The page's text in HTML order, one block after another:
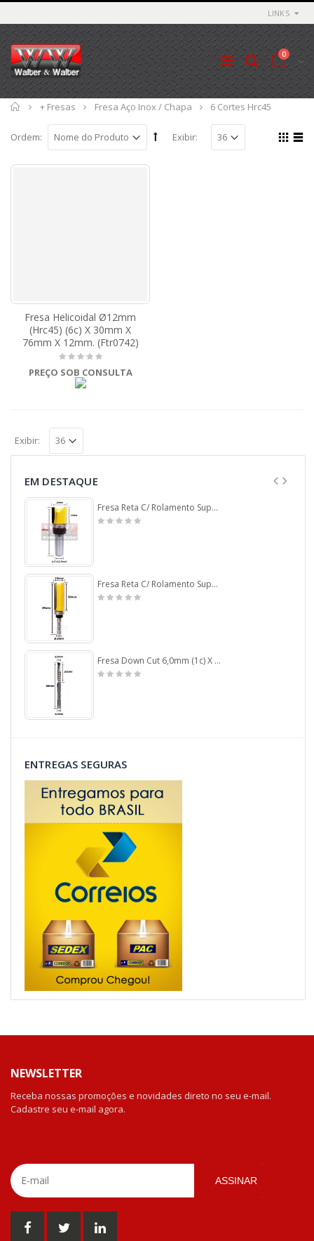
LINKS
0
Início
+ Fresas Fresa Aço Inox / Chapa 6 Cortes Hrc45
Ordem: Exibir:
Fresa Helicoidal Ø12mm
(Hrc45) (6c) X 30mm X
76mm X 12mm. (Ftr0742)
PREÇO SOB CONSULTA
Exibir:
EM DESTAQUE
Fresa Reta C/ Rolamento Superior Ø19mm X 20mm Corte X 65mm X 12,7mm (1/2) Haste. (Ftr0062)
Fresa Reta C/ Rolamento Superior Ø19mm X 50mm Corte X 95mm X 8,0mm Haste. (Ftr3477)
Fresa Down Cut 6,0mm (1c) X 32mm X 60mm X 6,0mm Haste. (Ftr7967)
ENTREGAS SEGURAS
NEWSLETTER
Receba nossas promoções e novidades direto no seu e-mail.
Cadastre seu e-mail agora.
ASSINAR